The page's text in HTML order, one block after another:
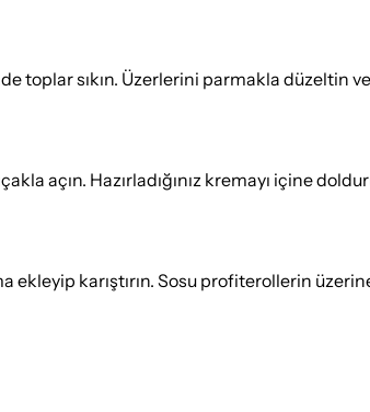
toplar sıkın. Üzerlerini parmakla düzeltin
açın. Hazırladığınız kremayı içine
karıştırın. Sosu profiterollerin